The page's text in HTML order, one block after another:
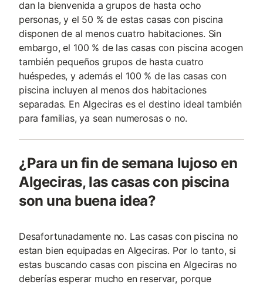
dan la bienvenida a grupos de hasta ocho
personas, y el 50 % de estas casas con piscina
disponen de al menos cuatro habitaciones. Sin
embargo, el 100 % de las casas con piscina acogen
también pequeños grupos de hasta cuatro
huéspedes, y además el 100 % de las casas con
piscina incluyen al menos dos habitaciones
separadas. En Algeciras es el destino ideal también
para familias, ya sean numerosas o no.
¿Para un fin de semana lujoso en
Algeciras, las casas con piscina
son una buena idea?
Desafortunadamente no. Las casas con piscina no
estan bien equipadas en Algeciras. Por lo tanto, si
estas buscando casas con piscina en Algeciras no
deberías esperar mucho en reservar, porque